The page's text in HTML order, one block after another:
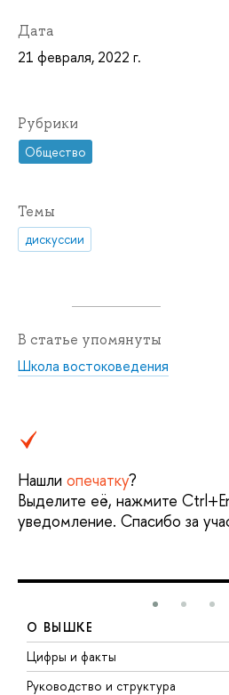
Дата
21 февраля, 2022 г.
Рубрики
Общество
Темы
дискуссии
В статье упомянуты
Школа востоковедения
Нашли опечатку?
Выделите её, нажмите
уведомление. Спасибо за
О ВЫШКЕ
Цифры и факты
Руководство и структура